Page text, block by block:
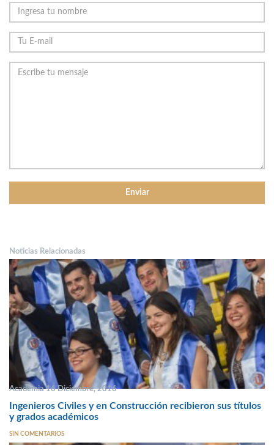
Noticias Relacionadas
Academia 16 Diciembre, 2016
Ingenieros Civiles y en Construcción recibieron sus títulos
y grados académicos
SIN COMENTARIOS